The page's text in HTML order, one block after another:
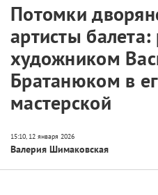
Потомки
артисты балета:
художником
Братанюком в
мастерской
Валерия Шимаковская